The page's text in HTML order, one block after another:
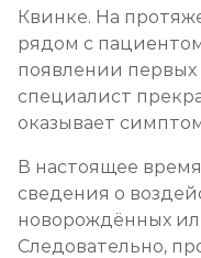
Квинке. На
рядом с
появлении первых
специалист
оказывает
В настоящее
сведения о
новорождённых
Следовательно,